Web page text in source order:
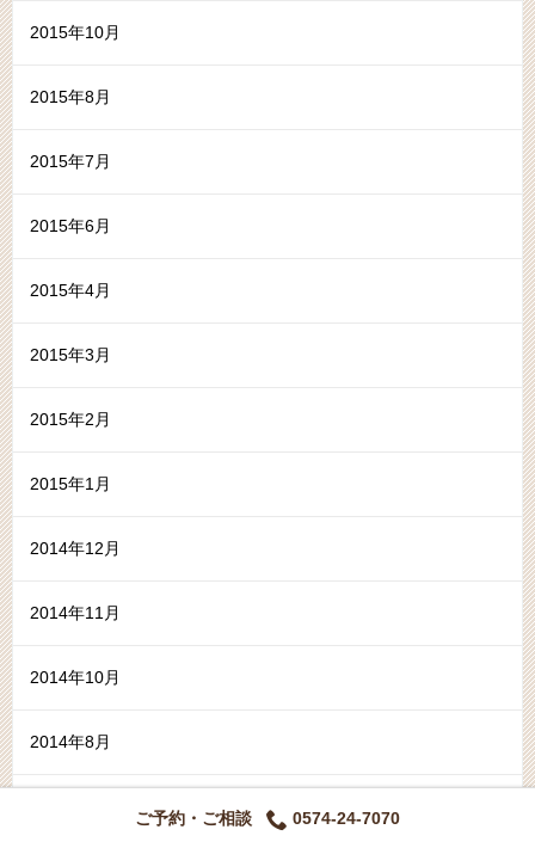
2015年10月
2015年8月
2015年7月
2015年6月
2015年4月
2015年3月
2015年2月
2015年1月
2014年12月
2014年11月
2014年10月
2014年8月
ご予約・ご相談 0574-24-7070